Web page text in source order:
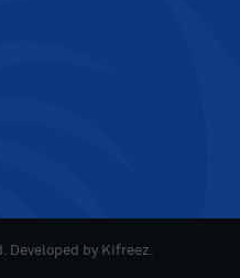
Developed by Kifreez